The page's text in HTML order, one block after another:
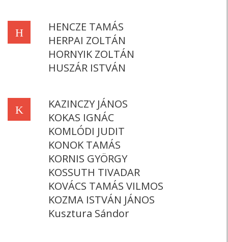
H
HENCZE TAMÁS
HERPAI ZOLTÁN
HORNYIK ZOLTÁN
HUSZÁR ISTVÁN
K
KAZINCZY JÁNOS
KOKAS IGNÁC
KOMLÓDI JUDIT
KONOK TAMÁS
KORNIS GYÖRGY
KOSSUTH TIVADAR
KOVÁCS TAMÁS VILMOS
KOZMA ISTVÁN JÁNOS
Kusztura Sándor